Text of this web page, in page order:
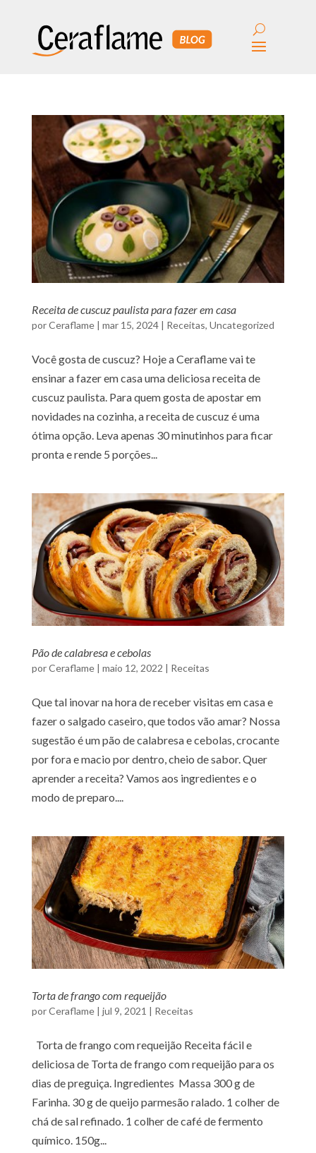
Receita de cuscuz paulista para fazer em casa
porCeraflame| mar 15, 2024| Receitas, Uncategorized
Você gosta de cuscuz? Hoje a Ceraflame vai te
ensinar a fazer em casa uma deliciosa receita de
cuscuz paulista. Para quem gosta de apostar em
novidades na cozinha, a receita de cuscuz é uma
ótima opção. Leva apenas 30 minutinhos para ficar
pronta e rende 5 porções...
Pão de calabresa e cebolas
porCeraflame| maio 12, 2022 | Receitas
Que tal inovar na hora de receber visitas em casa e
fazer o salgado caseiro, que todos vão amar? Nossa
sugestão é um pão de calabresa e cebolas, crocante
por fora e macio por dentro, cheio de sabor. Quer
aprender a receita? Vamos aos ingredientes e o
modo de preparo....
Torta de frango com requeijão
porCeraflame| jul 9, 2021 | Receitas
Torta de frango com requeijão Receita fácil e
deliciosa de Torta de frango com requeijão para os
dias de preguiça. Ingredientes Massa 300 g de
Farinha. 30 g de queijo parmesão ralado. 1 colher de
chá de sal refinado. 1 colher de café de fermento
químico. 150g...